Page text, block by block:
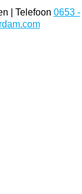
| Telefoon 0653 -